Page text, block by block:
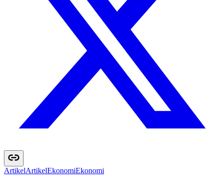
ArtikelArtikelEkonomiEkonomi